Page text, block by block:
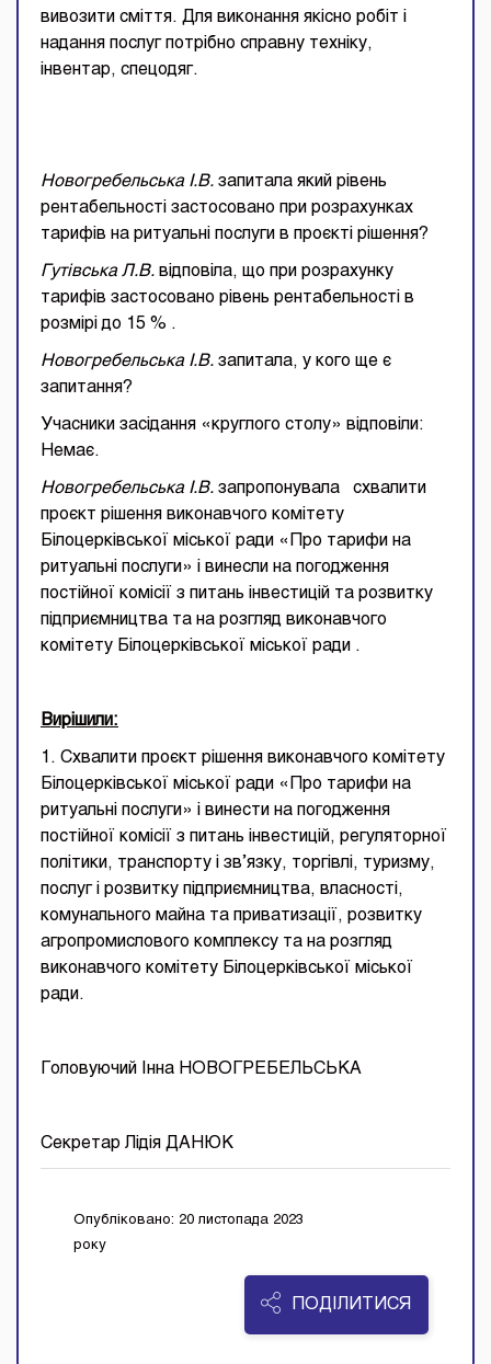
вивозити сміття. Для виконання якісно робіт і
надання послуг потрібно справну техніку,
інвентар, спецодяг.
Новогребельська І.В. запитала який рівень
рентабельності застосовано при розрахунках
тарифів на ритуальні послуги в проєкті рішення?
Гутівська Л.В. відповіла, що при розрахунку
тарифів застосовано рівень рентабельності в
розмірі до 15 % .
Новогребельська І.В. запитала, у кого ще є
запитання?
Учасники засідання «круглого столу» відповіли:
Немає.
Новогребельська І.В. запропонувала схвалити
проєкт рішення виконавчого комітету
Білоцерківської міської ради «Про тарифи на
ритуальні послуги» і винесли на погодження
постійної комісії з питань інвестицій та розвитку
підприємництва та на розгляд виконавчого
комітету Білоцерківської міської ради .
Вирішили:
1. Схвалити проєкт рішення виконавчого комітету
Білоцерківської міської ради «Про тарифи на
ритуальні послуги» і винести на погодження
постійної комісії з питань інвестицій, регуляторної
політики, транспорту і зв’язку, торгівлі, туризму,
послуг і розвитку підприємництва, власності,
комунального майна та приватизації, розвитку
агропромислового комплексу та на розгляд
виконавчого комітету Білоцерківської міської
ради.
Головуючий Інна НОВОГРЕБЕЛЬСЬКА
Секретар Лідія ДАНЮК
Опубліковано: 20 листопада 2023
року
ПОДІЛИТИСЯ